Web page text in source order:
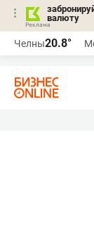
валюту
Челны20.8°